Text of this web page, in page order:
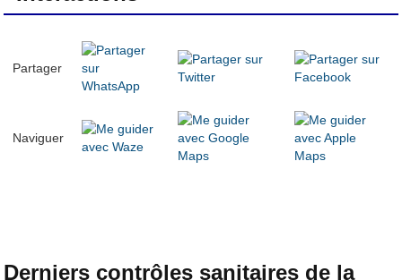
Partager
Naviguer
Derniers contrôles sanitaires de la